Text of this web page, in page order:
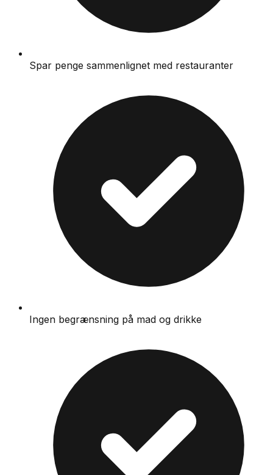
Spar penge sammenlignet med restauranter
Ingen begrænsning på mad og drikke